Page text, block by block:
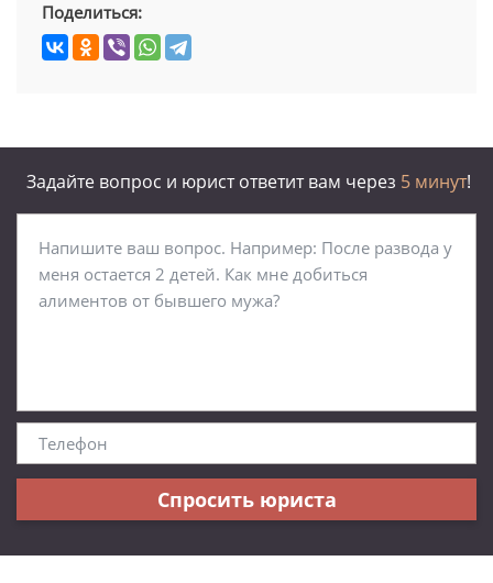
Поделиться:
Задайте вопрос и юрист ответит вам через 5 минут!
Спросить юриста